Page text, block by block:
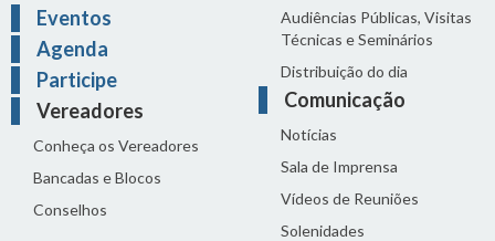
Eventos
Agenda
Participe
Vereadores
Conheça os Vereadores
Bancadas e Blocos
Conselhos
Audiências Públicas, Visitas
Técnicas e Seminários
Distribuição do dia
Comunicação
Notícias
Sala de Imprensa
Vídeos de Reuniões
Solenidades